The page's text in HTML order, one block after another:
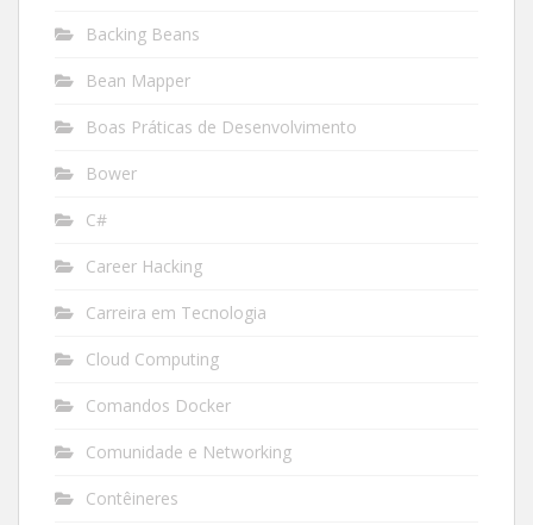
Backing Beans
Bean Mapper
Boas Práticas de Desenvolvimento
Bower
C#
Career Hacking
Carreira em Tecnologia
Cloud Computing
Comandos Docker
Comunidade e Networking
Contêineres